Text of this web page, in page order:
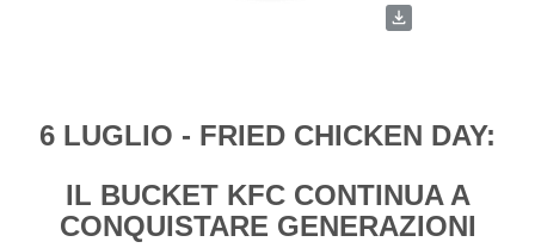
6 LUGLIO - FRIED CHICKEN DAY:
IL BUCKET KFC CONTINUA A
CONQUISTARE GENERAZIONI